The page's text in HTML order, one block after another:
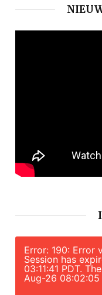
Error: 190: Error
Session has
03:11:41 PDT.
Aug-26 08:02:05